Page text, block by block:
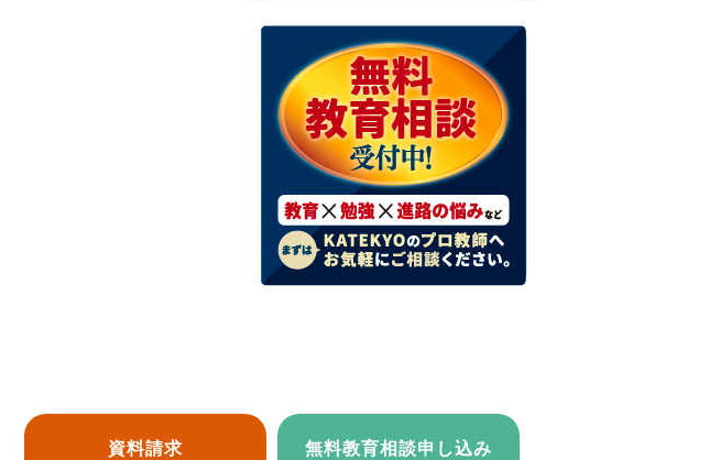
資料請求 無料教育相談申し込み